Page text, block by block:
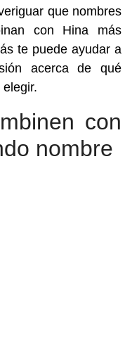
que nombres
con Hina más
te puede ayudar a
acerca de qué
con
nombre